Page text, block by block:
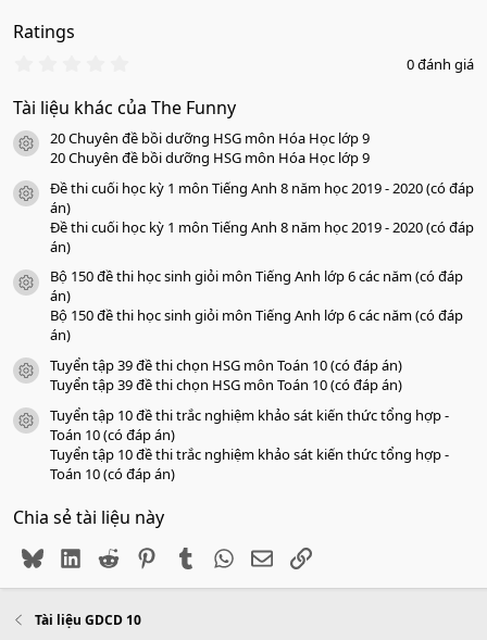
Ratings
0
0
s
a
o
0 đánh giá
Tài liệu khác của The Funny
icon tài liệu
20 Chuyên đề bồi dưỡng HSG môn Hóa Học lớp 9
20 Chuyên đề bồi dưỡng HSG môn Hóa Học lớp 9
icon tài liệu
Đề thi cuối học kỳ 1 môn Tiếng Anh 8 năm học 2019 - 2020 (có đáp
án)
Đề thi cuối học kỳ 1 môn Tiếng Anh 8 năm học 2019 - 2020 (có đáp
án)
icon tài liệu
Bộ 150 đề thi học sinh giỏi môn Tiếng Anh lớp 6 các năm (có đáp
án)
Bộ 150 đề thi học sinh giỏi môn Tiếng Anh lớp 6 các năm (có đáp
án)
icon tài liệu
Tuyển tập 39 đề thi chọn HSG môn Toán 10 (có đáp án)
Tuyển tập 39 đề thi chọn HSG môn Toán 10 (có đáp án)
icon tài liệu
Tuyển tập 10 đề thi trắc nghiệm khảo sát kiến thức tổng hợp -
Toán 10 (có đáp án)
Tuyển tập 10 đề thi trắc nghiệm khảo sát kiến thức tổng hợp -
Toán 10 (có đáp án)
Chia sẻ tài liệu này
BlueskyLinkedIn
Reddit PinterestTumblr WhatsApp
EmailLink
Tài liệu GDCD 10